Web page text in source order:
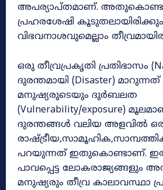
അപര്യാപ്തമാണ്. അതുകൊണ്ടു
പ്രഹരശേഷി
വിഭവനാശവുമെല്ലാം
ഒരു തീവ്രപ്രകൃതി പ്രതിഭാസം
ദുരന്തമായി (Disaster) മാറുന്നത്
മനുഷ്യരുടെയും ദുർബലത
(Vulnerability/exposure)
ദുരന്തങ്ങൾ വലിയ അളവിൽ
പറയുന്നത് ഇതുകൊണ്ടാണ്.
പാവപ്പെട്ട ലോകരാജ്യങ്ങളും
മനുഷ്യരും തീവ്ര കാലാവസ്ഥാ